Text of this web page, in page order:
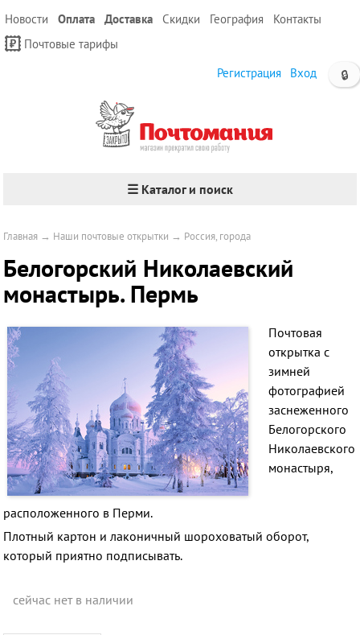
Новости Оплата Доставка Скидки География
Контакты
Почтовые тарифы
🔒
Регистрация Вход
☰ Каталог и поиск
Главная → Наши почтовые открытки → Россия, города
Белогорский Николаевский
монастырь. Пермь
Почтовая
открытка с
зимней
фотографией
заснеженного
Белогорского
Николаевского
монастыря,
расположенного в Перми.
Плотный картон и лаконичный шороховатый оборот,
который приятно подписывать.
сейчас нет в наличии